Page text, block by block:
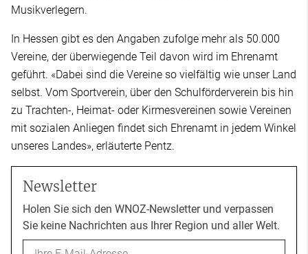
Musikverlegern.
In Hessen gibt es den Angaben zufolge mehr als 50.000
Vereine, der überwiegende Teil davon wird im Ehrenamt
geführt. «Dabei sind die Vereine so vielfältig wie unser Land
selbst. Vom Sportverein, über den Schulförderverein bis hin
zu Trachten-, Heimat- oder Kirmesvereinen sowie Vereinen
mit sozialen Anliegen findet sich Ehrenamt in jedem Winkel
unseres Landes», erläuterte Pentz.
Newsletter
Holen Sie sich den WNOZ-Newsletter und verpassen
Sie keine Nachrichten aus Ihrer Region und aller Welt.
Email